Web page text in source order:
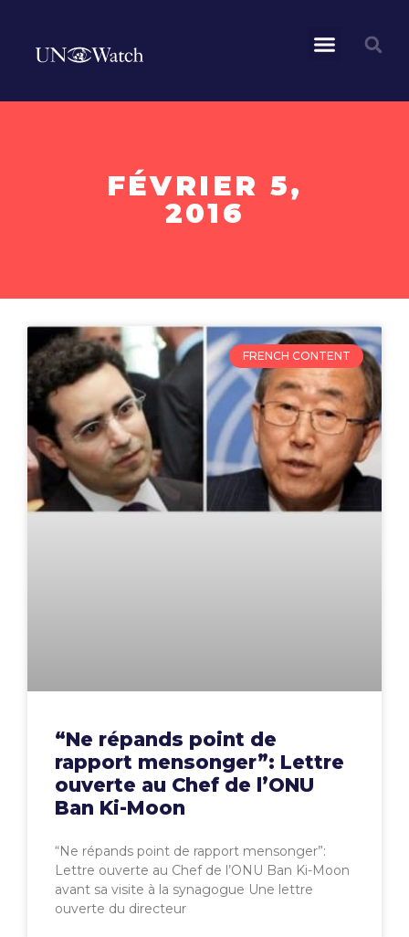
FÉVRIER 5,
2016
FRENCH CONTENT
“Ne répands point de
rapport mensonger”: Lettre
ouverte au Chef de l’ONU
Ban Ki-Moon
“Ne répands point de rapport mensonger”:
Lettre ouverte au Chef de l’ONU Ban Ki-Moon
avant sa visite à la synagogue Une lettre
ouverte du directeur